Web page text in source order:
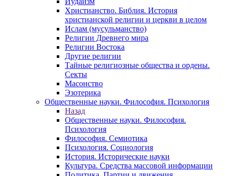
Христианство. Библия. История
христианской религии и церкви в целом
Ислам (мусульманство)
Религии Древнего мира
Религии Востока
Другие религии
Тайные религиозные общества и ордены.
Секты
Масонство
Эзотерика
Общественные науки. Философия. Психология
Назад
Общественные науки. Философия.
Психология
Философия. Семиотика
Психология. Социология
История. Исторические науки
Культура. Средства массовой информации